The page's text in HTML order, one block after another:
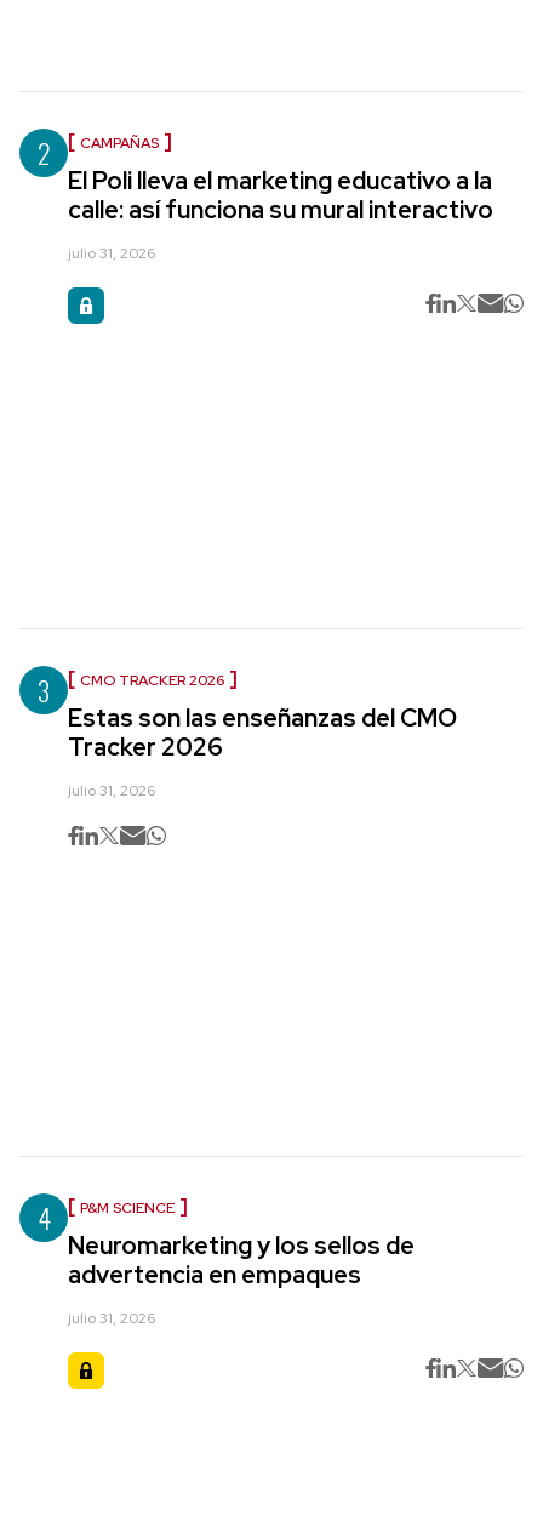
2 CAMPAÑAS
El Poli lleva el marketing educativo a la
calle: así funciona su mural interactivo
julio 31, 2026
3 CMO TRACKER 2026
Estas son las enseñanzas del CMO
Tracker 2026
julio 31, 2026
4 P&M SCIENCE
Neuromarketing y los sellos de
advertencia en empaques
julio 31, 2026